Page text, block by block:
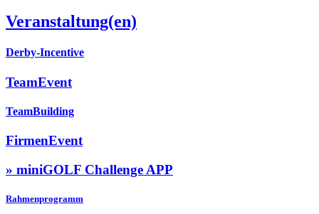
Veranstaltung(en)
Derby-Incentive
TeamEvent
TeamBuilding
FirmenEvent
» miniGOLF Challenge APP
Rahmenprogramm